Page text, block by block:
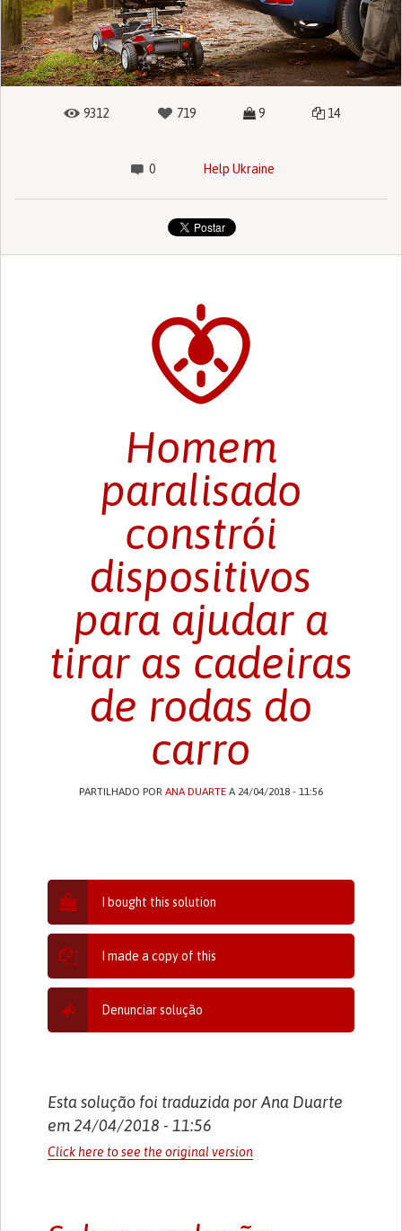
9312 719 9 14
0 Help Ukraine
Homem
paralisado
constrói
dispositivos
para ajudar a
tirar as cadeiras
de rodas do
carro
PARTILHADO POR ANA DUARTEA 24/04/2018 - 11:56
I bought this solution
I made a copy of this
Denunciar solução
Esta solução foi traduzida por Ana Duarte
em 24/04/2018 - 11:56
Click here to see the original version